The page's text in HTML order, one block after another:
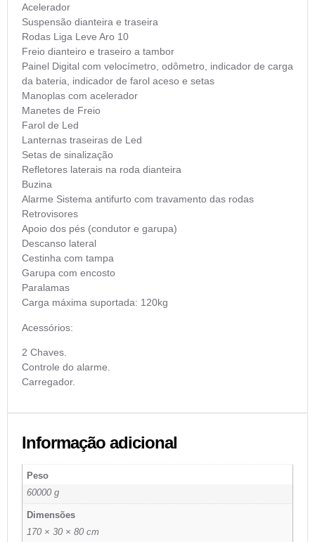
Acelerador
Suspensão dianteira e traseira
Rodas Liga Leve Aro 10
Freio dianteiro e traseiro a tambor
Painel Digital com velocímetro, odômetro, indicador de carga
da bateria, indicador de farol aceso e setas
Manoplas com acelerador
Manetes de Freio
Farol de Led
Lanternas traseiras de Led
Setas de sinalização
Refletores laterais na roda dianteira
Buzina
Alarme Sistema antifurto com travamento das rodas
Retrovisores
Apoio dos pés (condutor e garupa)
Descanso lateral
Cestinha com tampa
Garupa com encosto
Paralamas
Carga máxima suportada: 120kg
Acessórios:
2 Chaves.
Controle do alarme.
Carregador.
Informação adicional
Peso
60000 g
Dimensões
170 × 30 × 80 cm